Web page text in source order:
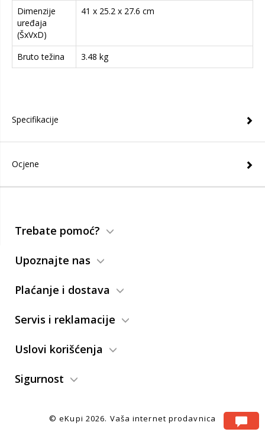
Dimenzije
uređaja
(ŠxVxD)
41 x 25.2 x 27.6 cm
Bruto težina 3.48 kg
Specifikacije
Ocjene
Trebate pomoć?
Upoznajte nas
Plaćanje i dostava
Servis i reklamacije
Uslovi korišćenja
Sigurnost
© eKupi 2026. Vaša internet prodavnica